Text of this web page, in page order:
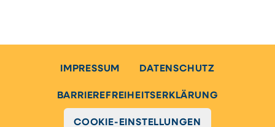
IMPRESSUM DATENSCHUTZ
BARRIEREFREIHEITSERKLÄRUNG
COOKIE-EINSTELLUNGEN